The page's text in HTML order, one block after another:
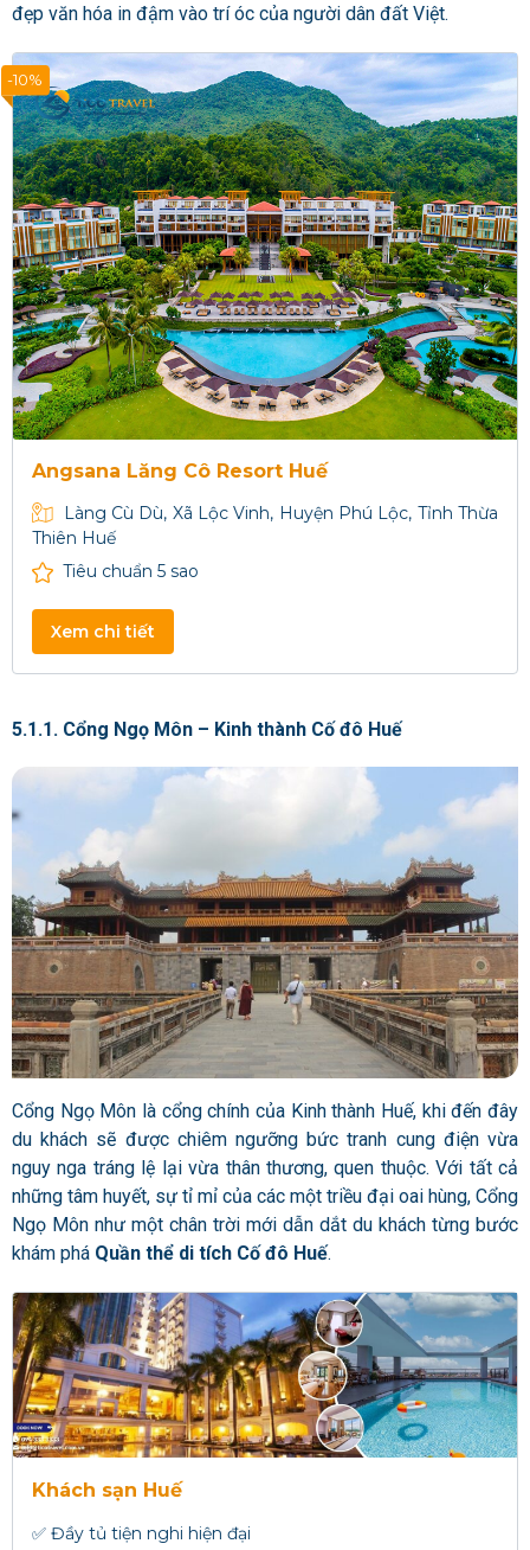
đẹp văn hóa in đậm vào trí óc của người dân đất Việt.
-10%
Angsana Lăng Cô Resort Huế
Làng Cù Dù, Xã Lộc Vinh, Huyện Phú Lộc, Tỉnh Thừa
Thiên Huế
Tiêu chuẩn 5 sao
Xem chi tiết
5.1.1. Cổng Ngọ Môn – Kinh thành Cố đô Huế
Cổng Ngọ Môn là cổng chính của Kinh thành Huế, khi đến đây
du khách sẽ được chiêm ngưỡng bức tranh cung điện vừa
nguy nga tráng lệ lại vừa thân thương, quen thuộc. Với tất cả
những tâm huyết, sự tỉ mỉ của các một triều đại oai hùng, Cổng
Ngọ Môn như một chân trời mới dẫn dắt du khách từng bước
khám phá Quần thể di tích Cố đô Huế.
Khách sạn Huế
✅ Đầy tủ tiện nghi hiện đại